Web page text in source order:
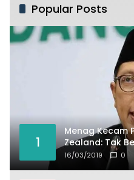
Popular Posts
1
Menag Kecam
Zealand: Tak
16/03/2019 0